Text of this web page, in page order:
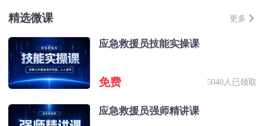
精选微课 更多
应急救援员技能实操课
免费 5040人已领取
应急救援员强师精讲课